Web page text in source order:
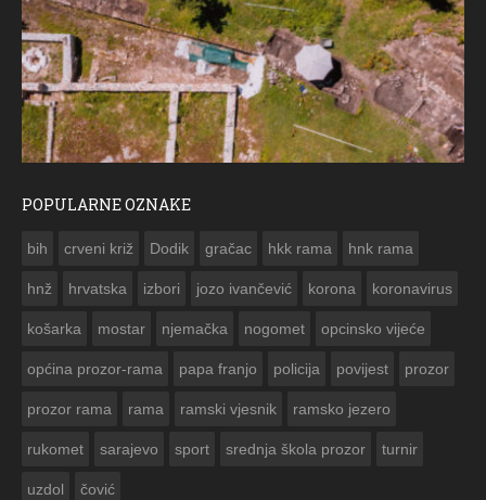
POPULARNE OZNAKE
bih crveni križ Dodik gračac hkk rama hnk rama
hnž hrvatska izbori jozo ivančević korona koronavirus
košarka mostar njemačka nogomet opcinsko vijeće
općina prozor-rama papa franjo policija povijest prozor
prozor rama rama ramski vjesnik ramsko jezero
rukomet sarajevo sport srednja škola prozor turnir
uzdol čović